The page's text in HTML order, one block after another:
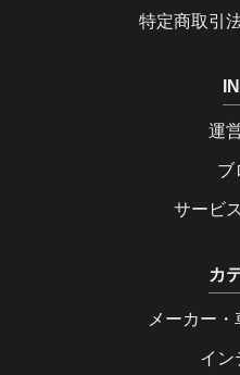
特定商取引
運
ブ
サービ
カ
メーカー
イン